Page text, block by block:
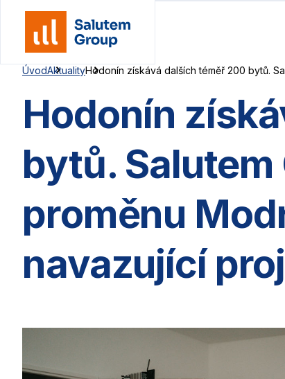
content
ÚvodAktualityHodonín získává dalších téměř 200 bytů.
Hodonín
bytů.
proměnu
navazující